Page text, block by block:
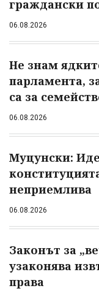
граждански
06.08.2026
Не знам
парламента,
са за
06.08.2026
Муцунски:
неприемлива
06.08.2026
Законът за
узаконява
права